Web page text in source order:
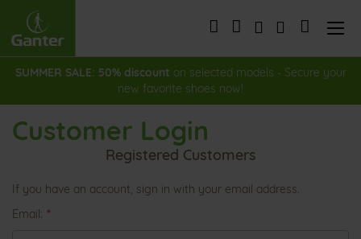
Content
My Cart
SUMMER SALE: 50% discount on selected models - Secure your
new favorite shoes now!
Customer Login
Registered Customers
If you have an account, sign in with your email address.
Email